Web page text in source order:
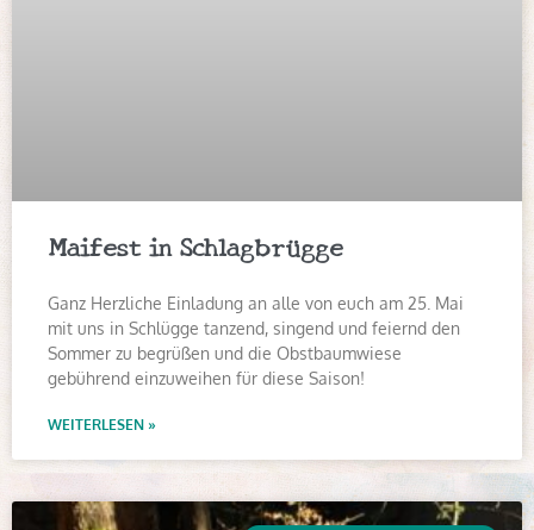
Maifest in Schlagbrügge
Ganz Herzliche Einladung an alle von euch am 25. Mai
mit uns in Schlügge tanzend, singend und feiernd den
Sommer zu begrüßen und die Obstbaumwiese
gebührend einzuweihen für diese Saison!
WEITERLESEN »